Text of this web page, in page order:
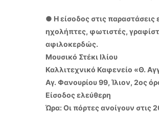
● Η είσοδος στις παραστάσεις
ηχολήπτες, φωτιστές,
αφιλοκερδώς.
Μουσικό Στέκι Ιλίου
Καλλιτεχνικό Καφενείο «Θ.
Αγ. Φανουρίου 99, Ίλιον, 2ος
Είσοδος ελεύθερη
Ώρα: Οι πόρτες ανοίγουν στις